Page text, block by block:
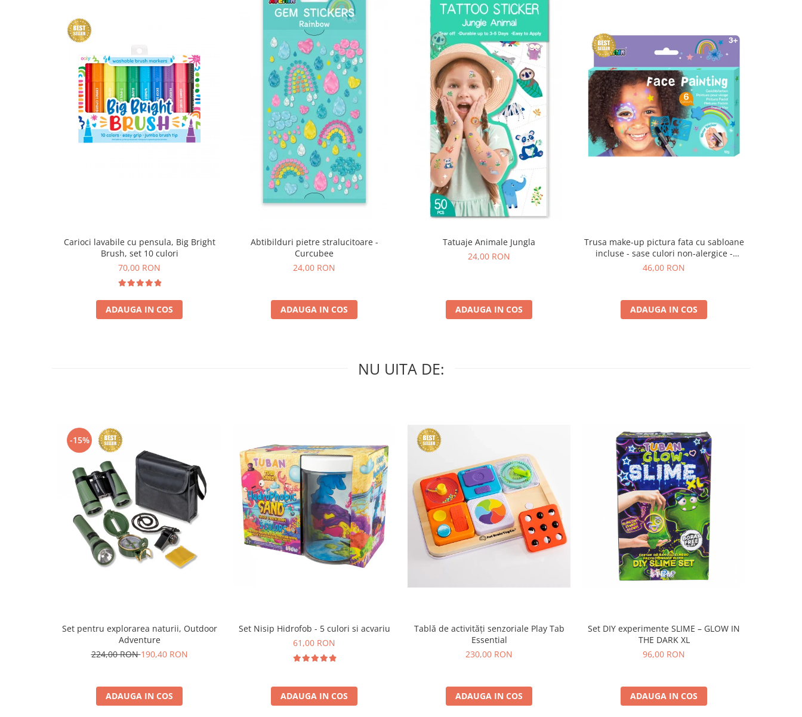
Carioci lavabile cu pensula, Big Bright
Brush, set 10 culori
70,00 RON
ADAUGA IN COS
Abtibilduri pietre stralucitoare -
Curcubee
24,00 RON
ADAUGA IN COS
Tatuaje Animale Jungla
24,00 RON
ADAUGA IN COS
Trusa make-up pictura fata cu sabloane
incluse - sase culori non-alergice -
curcubeu si stele
46,00 RON
ADAUGA IN COS
NU UITA DE:
-15%
Set pentru explorarea naturii, Outdoor
Adventure
224,00 RON190,40 RON
ADAUGA IN COS
Set Nisip Hidrofob - 5 culori si acvariu
61,00 RON
ADAUGA IN COS
Tablă de activități senzoriale Play Tab
Essential
230,00 RON
ADAUGA IN COS
Set DIY experimente SLIME – GLOW IN
THE DARK XL
96,00 RON
ADAUGA IN COS